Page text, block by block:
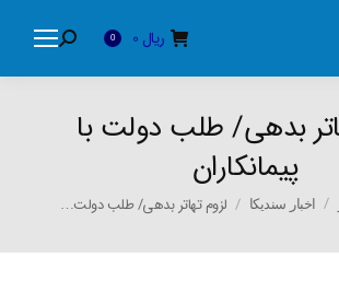
ریال 0
Search:
بدهی/ طلب دولت با
پیمانکاران
اخبار سندیکا لزوم تهاتر بدهی/ طلب دولت…